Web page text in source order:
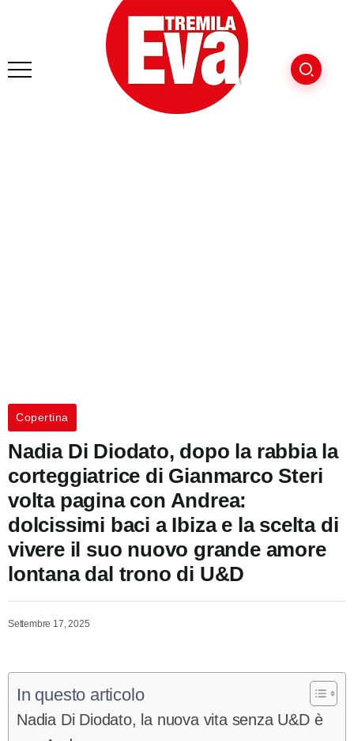
Copertina
Nadia Di Diodato, dopo la rabbia la
corteggiatrice di Gianmarco Steri
volta pagina con Andrea:
dolcissimi baci a Ibiza e la scelta di
vivere il suo nuovo grande amore
lontana dal trono di U&D
Settembre 17, 2025
In questo articolo
Nadia Di Diodato, la nuova vita senza U&D è